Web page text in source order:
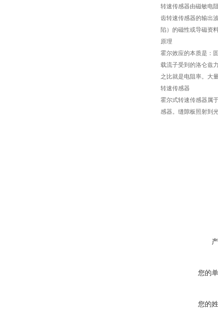
转速传感器由磁敏电
齿转速传感器的输出
陷）的磁性或导磁资
原理
霍尔效应的本质是：
载流子受到的洛仑兹
之比就是电阻率。大
转速传感器
霍尔式转速传感器属
感器。缝隙板照射到
您的
您的